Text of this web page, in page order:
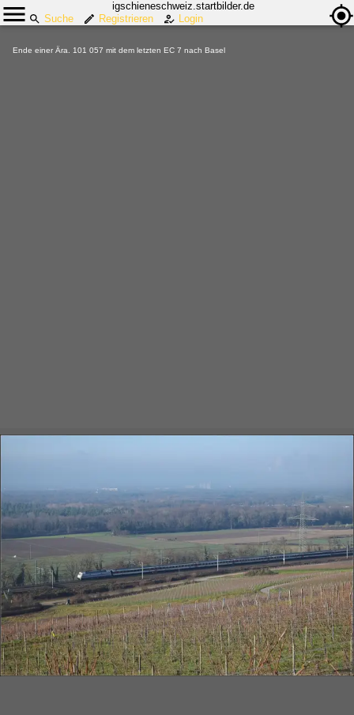
igschieneschweiz.startbilder.de
Suche
Registrieren Login
Ende einer Ära. 101 057 mit dem letzten EC 7 nach Basel